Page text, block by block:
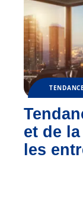
et de
les